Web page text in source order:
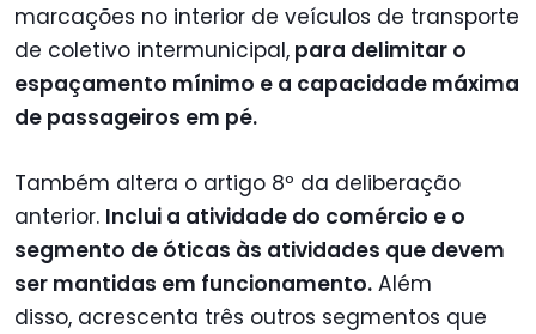
marcações no interior de veículos de transporte
de coletivo intermunicipal, para delimitar o
espaçamento mínimo e a capacidade máxima
de passageiros em pé.
Também altera o artigo 8º da deliberação
anterior. Inclui a atividade do comércio e o
segmento de óticas às atividades que devem
ser mantidas em funcionamento. Além
disso, acrescenta três outros segmentos que